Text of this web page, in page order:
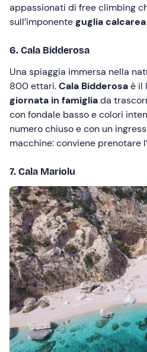
appassionati di free climbing
sull’imponenteguglia
6. Cala Bidderosa
Una spiaggia immersa nella
800 ettari.Cala Bidderosaè il
giornata in famigliada
con fondale basso e colori
numero chiuso e con un
macchine: conviene prenotare
7. Cala Mariolu